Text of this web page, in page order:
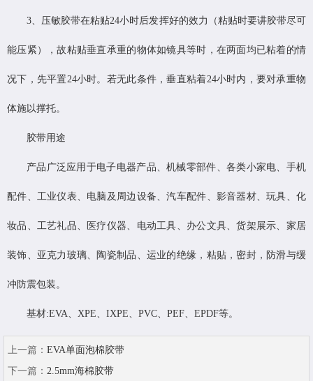
3、压敏胶带在粘贴24小时后发挥好的效力（粘贴时要讲胶带尽可
能压紧），故粘贴垂直承重的物体如镜具等时，在两面均已粘着的情
况下，先平置24小时。若无此条件，垂直粘着24小时内，要对承重物
体施以撑托。
胶带用途
产品广泛应用于电子电器产品、机械零部件、各类小家电、手机
配件、工业仪表、电脑及周边设备、汽车配件、影音器材、玩具、化
妆品、工艺礼品、医疗仪器、电动工具、办公文具、货架展示、家居
装饰、亚克力玻璃、陶瓷制品、运业的绝缘，粘贴，密封，防滑与缓
冲防震包装。
基材:EVA、XPE、IXPE、PVC、PEF、EPDF等。
上一篇： EVA单面泡棉胶带
下一篇： 2.5mm海棉胶带